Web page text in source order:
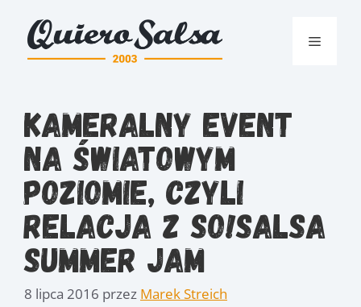
treści
Menu
Kameralny event
na światowym
poziomie, czyli
relacja z So!Salsa
Summer Jam
8 lipca 2016 przez Marek Streich